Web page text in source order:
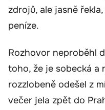
zdrojů, ale jasně
peníze.
Rozhovor neproběhl
toho, že je sobecká a
rozzlobeně odešel z
večer jela zpět do